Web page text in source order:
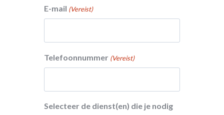
E-mail (Vereist)
Telefoonnummer (Vereist)
Selecteer de dienst(en) die je nodig